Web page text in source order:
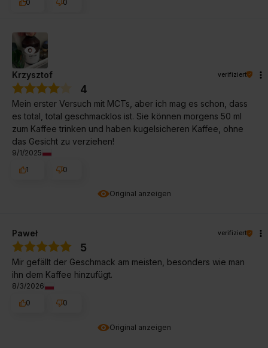
0 0
Original anzeigen
Krzysztof verifiziert
4
Mein erster Versuch mit MCTs, aber ich mag es schon, dass
es total, total geschmacklos ist. Sie können morgens 50 ml
zum Kaffee trinken und haben kugelsicheren Kaffee, ohne
das Gesicht zu verziehen!
9/1/2025
1
0
Original anzeigen
Paweł verifiziert
5
Mir gefällt der Geschmack am meisten, besonders wie man
ihn dem Kaffee hinzufügt.
8/3/2026
0
0